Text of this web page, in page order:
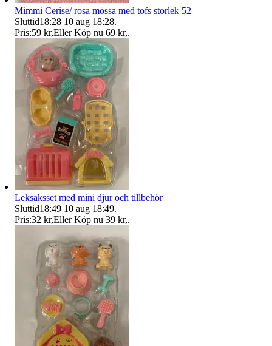
Mimmi Cerise/ rosa mössa med tofs storlek 52
Sluttid18:28 10 aug 18:28.
Pris:59 kr,Eller Köp nu 69 kr,.
Leksaksset med mini djur och tillbehör
Sluttid18:49 10 aug 18:49.
Pris:32 kr,Eller Köp nu 39 kr,.